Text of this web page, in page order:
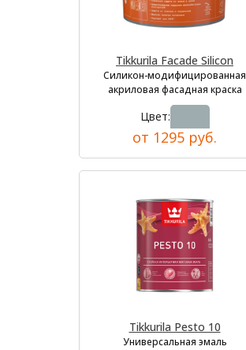
Tikkurila Facade Silicon
Силикон-модифицированная
акриловая фасадная краска
Цвет:
от 1295 руб.
Tikkurila Pesto 10
Универсальная эмаль